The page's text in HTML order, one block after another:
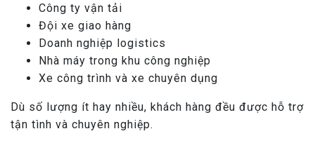
Công ty vận tải
Đội xe giao hàng
Doanh nghiệp logistics
Nhà máy trong khu công nghiệp
Xe công trình và xe chuyên dụng
Dù số lượng ít hay nhiều, khách hàng đều được hỗ trợ
tận tình và chuyên nghiệp.